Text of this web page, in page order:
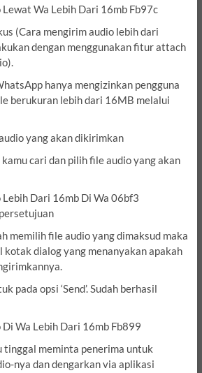
Wa Lebih Dari 16mb Fb97c
(Cara mengirim audio lebih dari
dengan menggunakan fitur attach
hanya mengizinkan pengguna
berukuran lebih dari 16MB melalui
yang akan dikirimkan
cari dan pilih file audio yang akan
Dari 16mb Di Wa 06bf3
memilih file audio yang dimaksud maka
kotak dialog yang menanyakan apakah
pada opsi ‘Send’. Sudah berhasil
Wa Lebih Dari 16mb Fb899
tinggal meminta penerima untuk
nya dan dengarkan via aplikasi